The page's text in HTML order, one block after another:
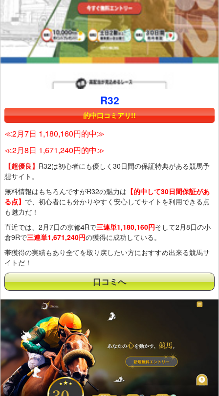
R32
的中口コミアリ!!
≪2月7日 1,180,160円的中≫
≪2月8日 1,671,240円的中≫
【超優良】 R32は初心者にも優しく30日間の保証特典がある競馬予
想サイト。
無料情報はもちろんですがR32の魅力は 【的中して30日間保証があ
る点】 で、初心者にも分かりやすく安心してサイトを利用できる点
も魅力だ！
直近では、2月7日の京都4Rで三連単1,180,160円そして2月8日の小
倉9Rで三連単1,671,240円の獲得に成功している。
帯獲得の実績もあり全てを取り戻したい方におすすめ出来る競馬サ
イトだ！
口コミへ